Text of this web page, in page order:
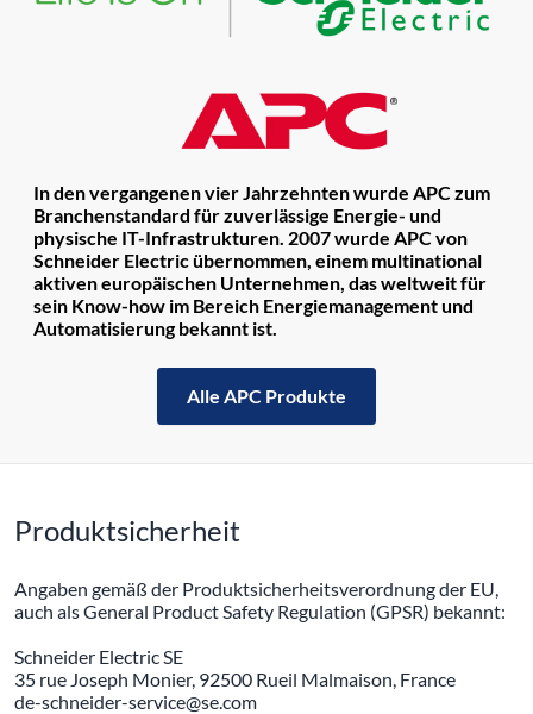
In den vergangenen vier Jahrzehnten wurde APC zum
Branchenstandard für zuverlässige Energie- und
physische IT-Infrastrukturen. 2007 wurde APC von
Schneider Electric übernommen, einem multinational
aktiven europäischen Unternehmen, das weltweit für
sein Know-how im Bereich Energiemanagement und
Automatisierung bekannt ist.
Alle APC Produkte
Produktsicherheit
Angaben gemäß der Produktsicherheitsverordnung der EU,
auch als General Product Safety Regulation (GPSR) bekannt:
Schneider Electric SE
35 rue Joseph Monier, 92500 Rueil Malmaison, France
de-schneider-service@se.com